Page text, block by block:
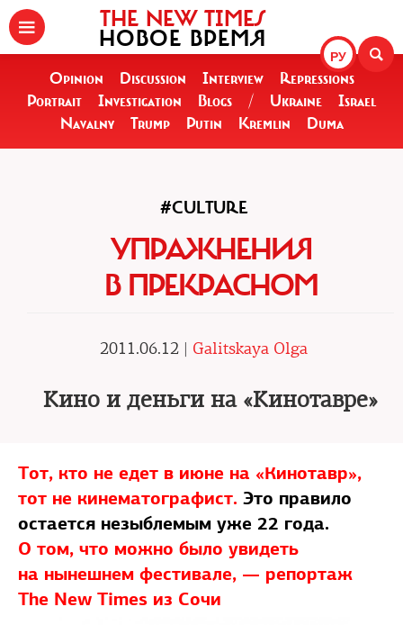
РУ
THE NEW TIMES
НОВОЕ ВРЕМЯ
Opinion Discussion Interview
Repressions
Portrait
Investigation Blogs / Ukraine
Israel
Navalny
Trump Putin Kremlin Duma
#CULTURE
УПРАЖНЕНИЯ
В ПРЕКРАСНОМ
2011.06.12 | Galitskaya Olga
Кино и деньги на «Кинотавре»
Тот, кто не едет в июне на «Кинотавр»,
тот не кинематографист. Это правило
остается незыблемым уже 22 года.
О том, что можно было увидеть
на нынешнем фестивале, — репортаж
The New Times из Сочи